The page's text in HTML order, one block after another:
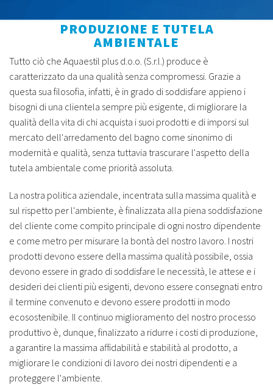
PRODUZIONE E TUTELA
AMBIENTALE
Tutto ciò che Aquaestil plus d.o.o. (S.r.l.) produce è
caratterizzato da una qualità senza compromessi. Grazie a
questa sua filosofia, infatti, è in grado di soddisfare appieno i
bisogni di una clientela sempre più esigente, di migliorare la
qualità della vita di chi acquista i suoi prodotti e di imporsi sul
mercato dell'arredamento del bagno come sinonimo di
modernità e qualità, senza tuttavia trascurare l'aspetto della
tutela ambientale come priorità assoluta.
La nostra politica aziendale, incentrata sulla massima qualità e
sul rispetto per l'ambiente, è finalizzata alla piena soddisfazione
del cliente come compito principale di ogni nostro dipendente
e come metro per misurare la bontà del nostro lavoro. I nostri
prodotti devono essere della massima qualità possibile, ossia
devono essere in grado di soddisfare le necessità, le attese e i
desideri dei clienti più esigenti, devono essere consegnati entro
il termine convenuto e devono essere prodotti in modo
ecosostenibile. Il continuo miglioramento del nostro processo
produttivo è, dunque, finalizzato a ridurre i costi di produzione,
a garantire la massima affidabilità e stabilità al prodotto, a
migliorare le condizioni di lavoro dei nostri dipendenti e a
proteggere l'ambiente.